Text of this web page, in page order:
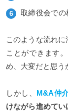
取締役会で
このような流れ
ことができます
め、大変だと思う
しかし、 M&A仲
けながら進めてい